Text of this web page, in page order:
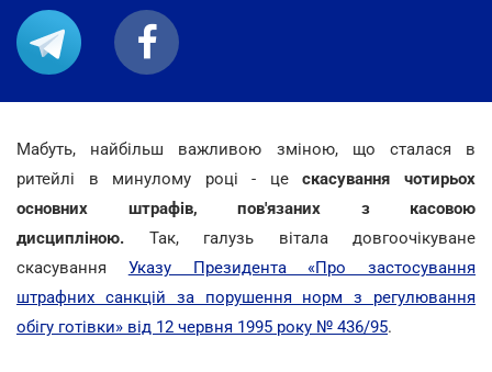
Мабуть, найбільш важливою зміною, що сталася в
ритейлі в минулому році - цескасування чотирьох
основних штрафів, пов'язаних з касовою
дисципліною. Так, галузь вітала довгоочікуване
скасування Указу Президента «Про застосування
штрафних санкцій за порушення норм з регулювання
обігу готівки» від 12 червня 1995 року № 436/95.